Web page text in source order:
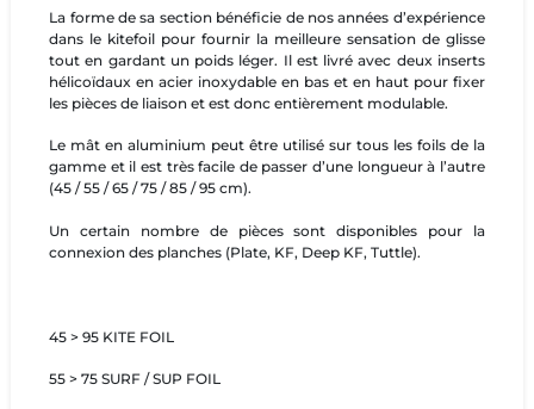
La forme de sa section bénéficie de nos années d’expérience
dans le kitefoil pour fournir la meilleure sensation de glisse
tout en gardant un poids léger. Il est livré avec deux inserts
hélicoïdaux en acier inoxydable en bas et en haut pour fixer
les pièces de liaison et est donc entièrement modulable.
Le mât en aluminium peut être utilisé sur tous les foils de la
gamme et il est très facile de passer d’une longueur à l’autre
(45 / 55 / 65 / 75 / 85 / 95 cm).
Un certain nombre de pièces sont disponibles pour la
connexion des planches (Plate, KF, Deep KF, Tuttle).
45 > 95 KITE FOIL
55 > 75 SURF / SUP FOIL